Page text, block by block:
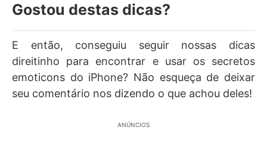
Gostou destas dicas?
E então, conseguiu seguir nossas dicas
direitinho para encontrar e usar os secretos
emoticons do iPhone? Não esqueça de deixar
seu comentário nos dizendo o que achou deles!
ANÚNCIOS